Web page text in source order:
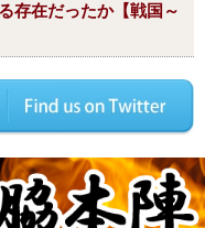
存在だったか【戦国～